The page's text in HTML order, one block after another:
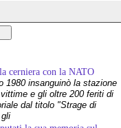
insanguinò la stazione
e gli oltre 200 feriti di
dal titolo "Strage di
la sua memoria sul